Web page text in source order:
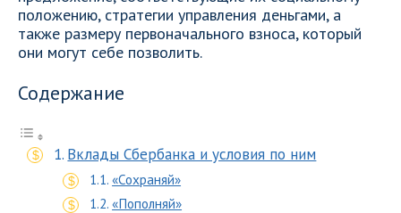
положению, стратегии управления деньгами, а
также размеру первоначального взноса, который
они могут себе позволить.
Содержание
Вклады Сбербанка и условия по ним
«Сохраняй»
«Пополняй»